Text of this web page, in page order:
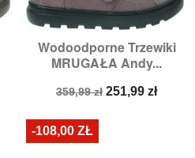
Wodoodporne Trzewiki
MRUGAŁA Andy...
Cena
359,99 zł Cena
251,99 zł
-108,00 ZŁ